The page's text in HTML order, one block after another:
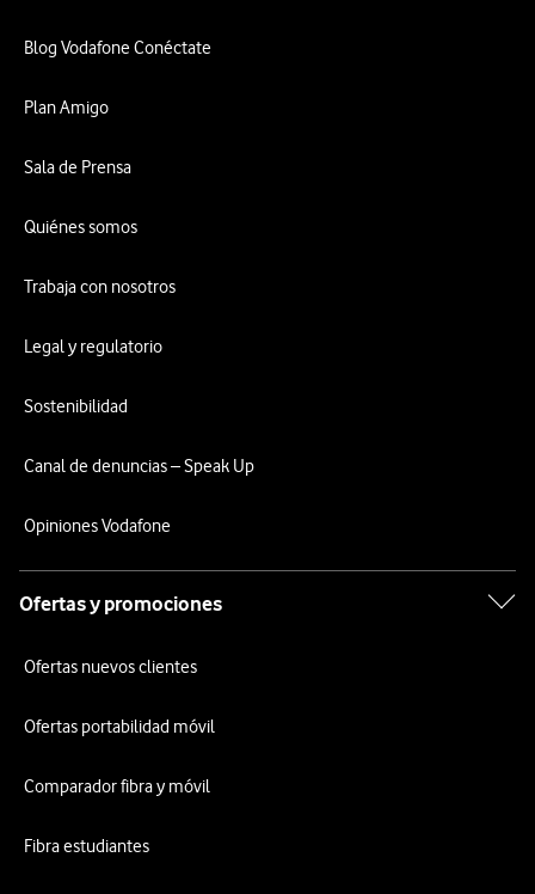
Blog Vodafone Conéctate
Plan Amigo
Sala de Prensa
Quiénes somos
Trabaja con nosotros
Legal y regulatorio
Sostenibilidad
Canal de denuncias – Speak Up
Opiniones Vodafone
Ofertas y promociones
Ofertas nuevos clientes
Ofertas portabilidad móvil
Comparador fibra y móvil
Fibra estudiantes